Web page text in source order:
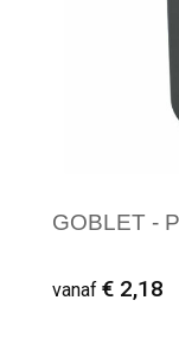
GOBLET -
vanaf € 2,18